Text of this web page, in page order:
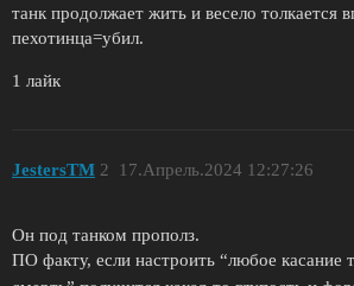
танк продолжает жить и весело толкается
пехотинца=убил.
1 лайк
JestersTM 17.Апрель.2024 12:27:26
2
Он под танком прополз.
ПО факту, если настроить “любое касание